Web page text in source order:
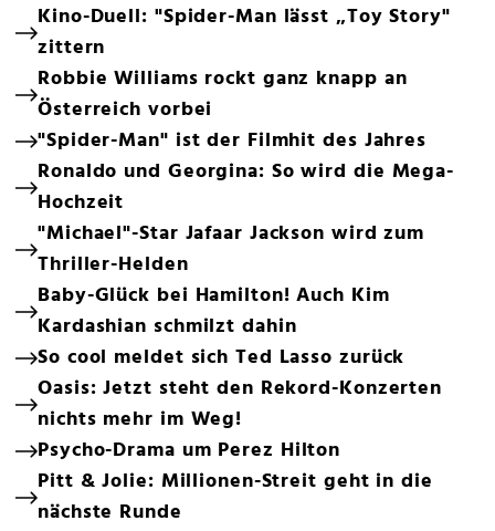
Kino-Duell: "Spider-Man lässt „Toy Story"
zittern
Robbie Williams rockt ganz knapp an
Österreich vorbei
"Spider-Man" ist der Filmhit des Jahres
Ronaldo und Georgina: So wird die Mega-
Hochzeit
"Michael"-Star Jafaar Jackson wird zum
Thriller-Helden
Baby-Glück bei Hamilton! Auch Kim
Kardashian schmilzt dahin
So cool meldet sich Ted Lasso zurück
Oasis: Jetzt steht den Rekord-Konzerten
nichts mehr im Weg!
Psycho-Drama um Perez Hilton
Pitt & Jolie: Millionen-Streit geht in die
nächste Runde